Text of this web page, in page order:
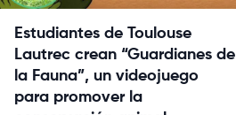
Estudiantes de Toulouse
Lautrec crean “Guardianes de
la Fauna”, un videojuego
para promover la